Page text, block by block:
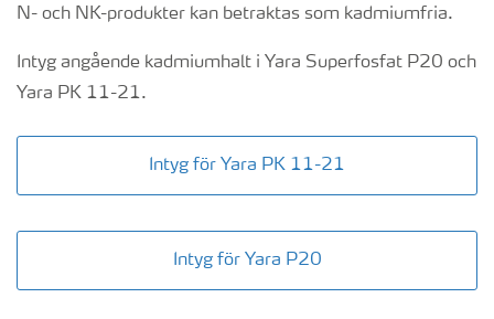
N- och NK-produkter kan betraktas som kadmiumfria.
Intyg angående kadmiumhalt i Yara Superfosfat P20 och
Yara PK 11-21.
Intyg för Yara PK 11-21
Intyg för Yara P20